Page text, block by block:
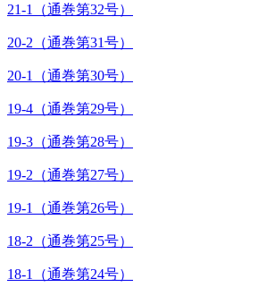
21-1（通巻第32号）
20-2（通巻第31号）
20-1（通巻第30号）
19-4（通巻第29号）
19-3（通巻第28号）
19-2（通巻第27号）
19-1（通巻第26号）
18-2（通巻第25号）
18-1（通巻第24号）